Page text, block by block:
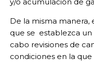
De la misma manera,
que se establezca un
cabo revisiones de
condiciones en la